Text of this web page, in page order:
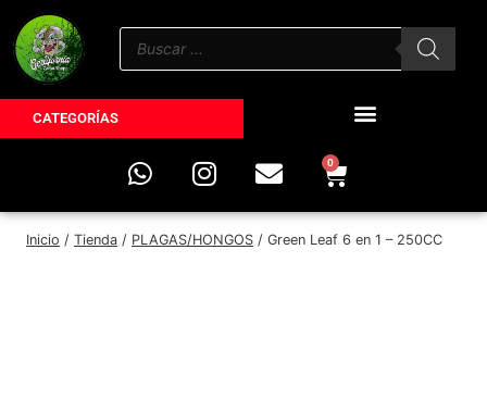
CATEGORÍAS
0
Inicio / Tienda / PLAGAS/HONGOS / Green Leaf 6 en 1 – 250CC